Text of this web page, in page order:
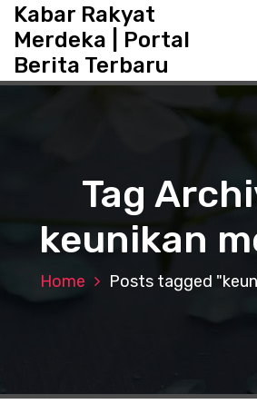
t
Kabar Rakyat
Merdeka | Portal
Berita Terbaru
Tag
keunikan
Home Posts tagged